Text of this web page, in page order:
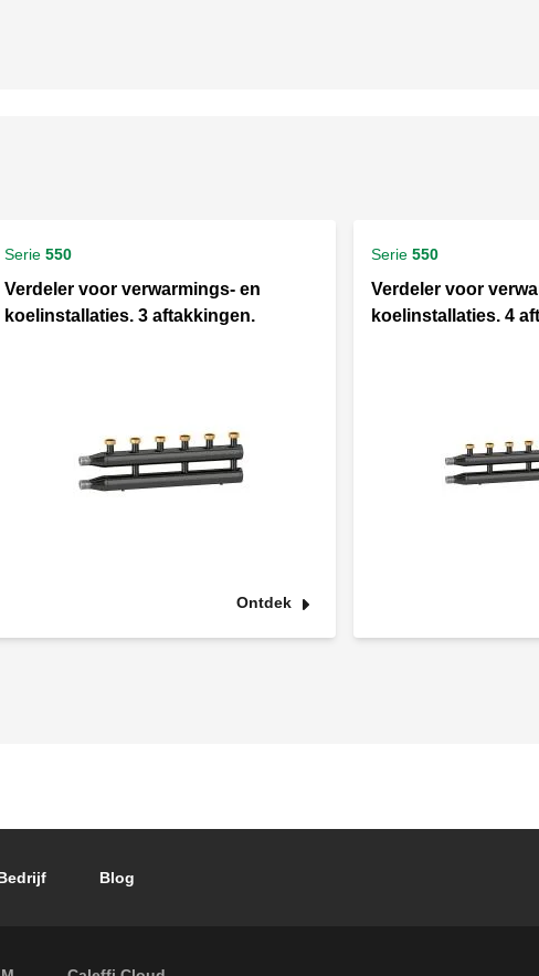
Serie 550
Verdeler voor verwarmings- en
koelinstallaties. 3 aftakkingen.
Ontdek
Serie 550
Verdeler voor
koelinstallaties. 4
Blog